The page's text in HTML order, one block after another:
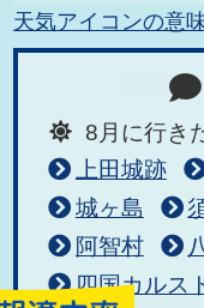
天気アイコンの意
8月に行き
上田城跡
城ヶ島
阿智村
四国カルス